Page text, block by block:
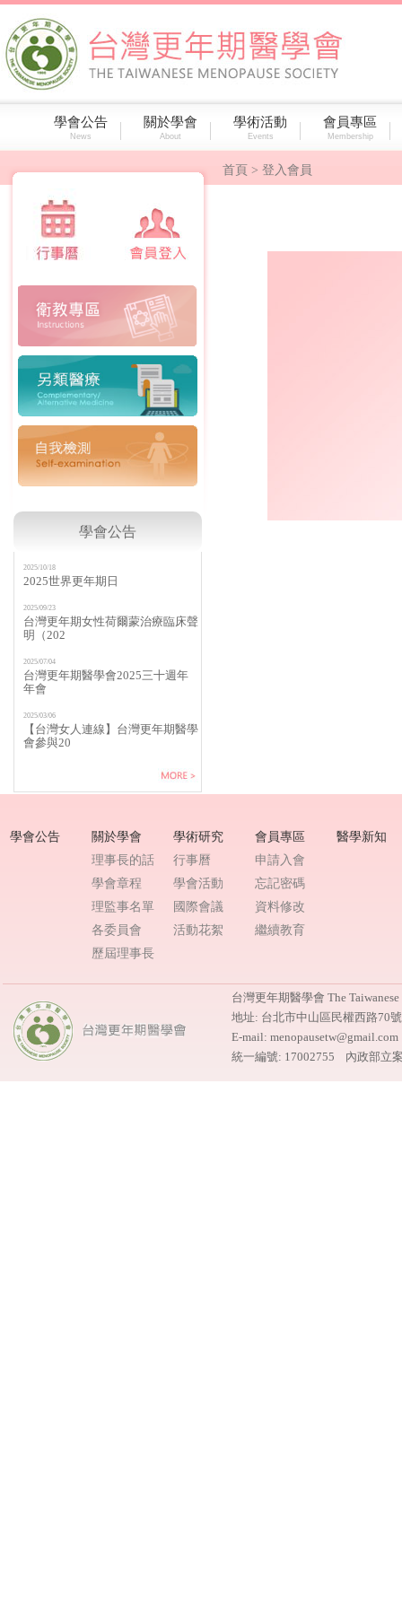
學會公告
News
關於學會
About
學術活動
Events
會員專區
Membership
學會公告
2025/10/18
2025世界更年期日
2025/09/23
台灣更年期女性荷爾蒙治療臨床聲
明（202
2025/07/04
台灣更年期醫學會2025三十週年
年會
2025/03/06
【台灣女人連線】台灣更年期醫學
會參與20
首頁 > 登入會員
學會公告
關於學會
理事長的話
學會章程
理監事名單
各委員會
歷屆理事長
學術研究
行事曆
學會活動
國際會議
活動花絮
會員專區
申請入會
忘記密碼
資料修改
繼續教育
醫學新知
台灣更年期醫學會 The
地址: 台北市中山區民權西路70
E-mail:
統一編號: 17002755 內政部立